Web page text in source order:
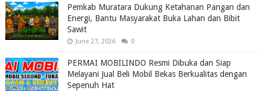
Pemkab Muratara Dukung Ketahanan Pangan dan
Energi, Bantu Masyarakat Buka Lahan dan Bibit
Sawit
June 27, 2026 0
PERMAI MOBILINDO Resmi Dibuka dan Siap
Melayani Jual Beli Mobil Bekas Berkualitas dengan
Sepenuh Hat